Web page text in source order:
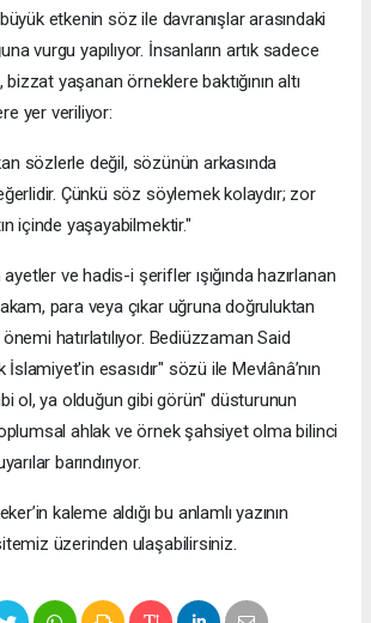
etkenin söz ile davranışlar arasındaki
vurgu yapılıyor. İnsanların artık sadece
yaşanan örneklere baktığının altı
yer veriliyor:
sözlerle değil, sözünün arkasında
Çünkü söz söylemek kolaydır; zor
içinde yaşayabilmektir."
ve hadis-i şerifler ışığında hazırlanan
para veya çıkar uğruna doğruluktan
hatırlatılıyor. Bediüzzaman Said
İslamiyet'in esasıdır" sözü ile Mevlânâ’nın
ol, ya olduğun gibi görün" düsturunun
toplumsal ahlak ve örnek şahsiyet olma bilinci
barındırıyor.
kaleme aldığı bu anlamlı yazının
üzerinden ulaşabilirsiniz.